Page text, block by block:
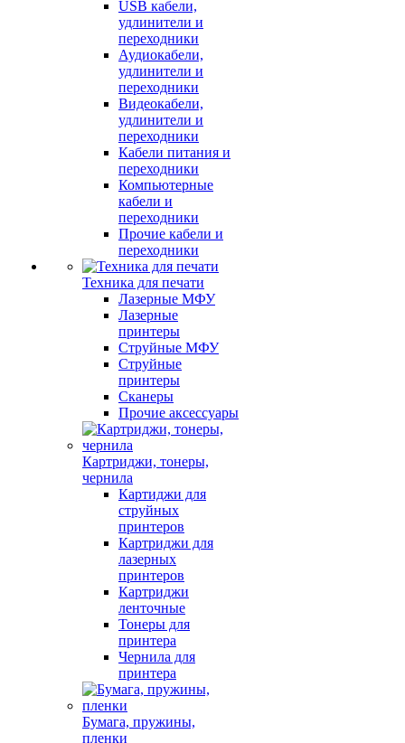
USB кабели,
удлинители и
переходники
Аудиокабели,
удлинители и
переходники
Видеокабели,
удлинители и
переходники
Кабели питания и
переходники
Компьютерные
кабели и
переходники
Прочие кабели и
переходники
Техника для печати
Лазерные МФУ
Лазерные
принтеры
Струйные МФУ
Струйные
принтеры
Сканеры
Прочие аксессуары
Картриджи, тонеры,
чернила
Картиджи для
струйных
принтеров
Картриджи для
лазерных
принтеров
Картриджи
ленточные
Тонеры для
принтера
Чернила для
принтера
Бумага, пружины,
пленки